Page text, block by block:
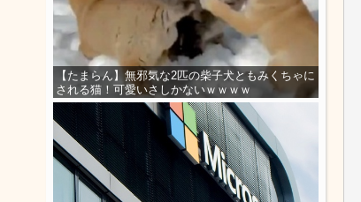
【たまらん】無邪気な2匹の柴子犬ともみくちゃに
される猫！可愛いさしかないｗｗｗｗ